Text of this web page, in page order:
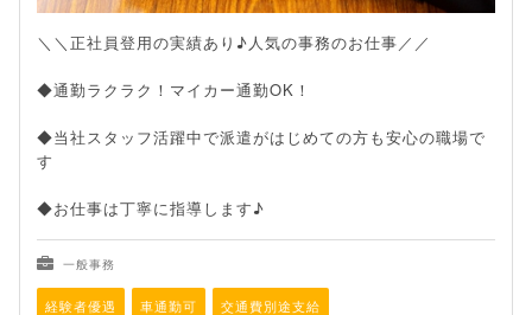
＼＼正社員登用の実績あり♪人気の事務のお仕事／／
◆通勤ラクラク！マイカー通勤OK！
◆当社スタッフ活躍中で派遣がはじめての方も安心の職場で
す
◆お仕事は丁寧に指導します♪
一般事務
経験者優遇 車通勤可 交通費別途支給